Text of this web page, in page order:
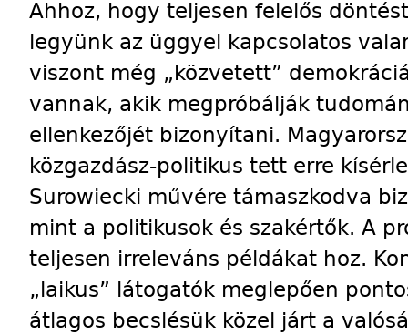
Ahhoz, hogy teljesen felelős
legyünk az üggyel kapcsolatos
viszont még „közvetett”
vannak, akik megpróbálják
ellenkezőjét bizonyítani.
közgazdász-politikus tett erre
Surowiecki művére támaszkodva
mint a politikusok és szakértők. A
teljesen irreleváns példákat hoz.
„laikus” látogatók meglepően
átlagos becslésük közel járt a